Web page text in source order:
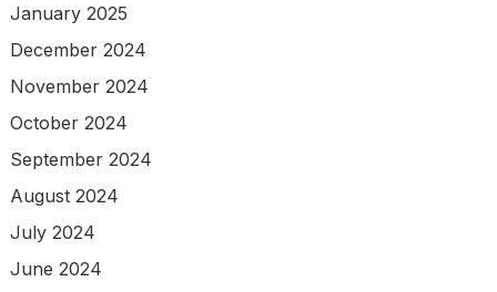
January 2025
December 2024
November 2024
October 2024
September 2024
August 2024
July 2024
June 2024